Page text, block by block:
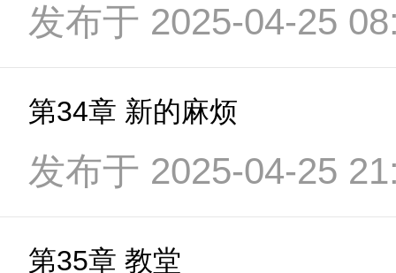
发布于 2025-04-25
第34章 新的麻烦
发布于 2025-04-25
第35章 教堂